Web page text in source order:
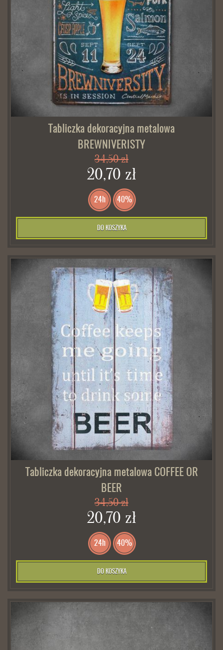
Tabliczka dekoracyjna metalowa
BREWNIVERISTY
34,50 zł
20,70 zł
24h 40%
DO KOSZYKA
Tabliczka dekoracyjna metalowa COFFEE OR
BEER
34,50 zł
20,70 zł
24h 40%
DO KOSZYKA